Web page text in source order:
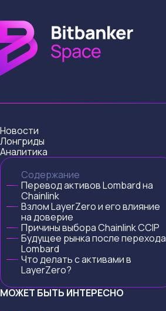
Новости
Лонгриды
Аналитика
Содержание
Перевод активов Lombard на
Chainlink
Взлом LayerZero и его влияние
на доверие
Причины выбора Chainlink CCIP
Будущее рынка после перехода
Lombard
Что делать с активами в
LayerZero?
МОЖЕТ БЫТЬ ИНТЕРЕСНО